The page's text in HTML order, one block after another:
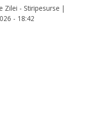
Zilei - Stiripesurse |
- 18:42